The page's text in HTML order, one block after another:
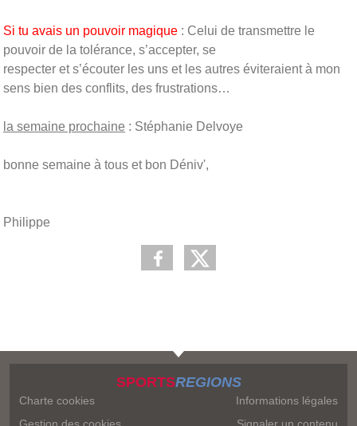
Si tu avais un pouvoir magique : Celui de transmettre le
pouvoir de la tolérance, s’accepter, se
respecter et s’écouter les uns et les autres éviteraient à mon
sens bien des conflits, des frustrations…
la semaine prochaine : Stéphanie Delvoye
bonne semaine à tous et bon Déniv',
Philippe
SPORTSREGIONS
Charte cookies
Informations légales